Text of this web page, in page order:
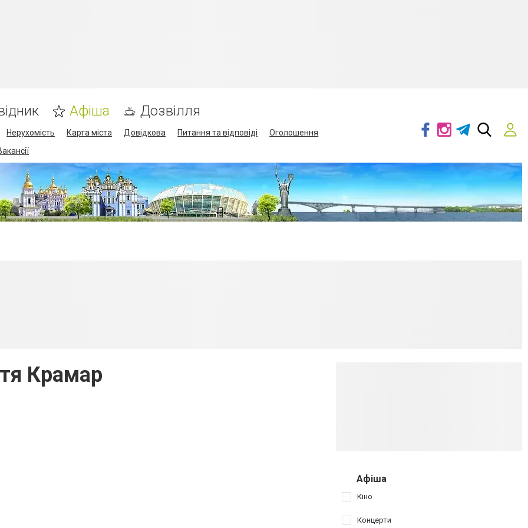
Афіша Дозвілля
Нерухомість Карта міста Довідкова Питання та відповіді
Оголошення
Крамар
Афіша
Кіно
Концерти